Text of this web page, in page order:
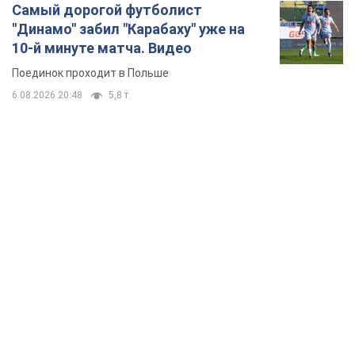
Самый дорогой футболист
"Динамо" забил "Карабаху" уже на
10-й минуте матча. Видео
Поединок проходит в Польше
6.08.2026 20:48 5,8 т.